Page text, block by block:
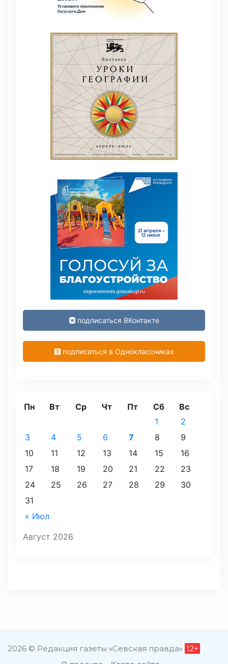
подписаться ВКонтакте
подписаться в Одноклассниках
Август 2026
Пн Вт Ср Чт Пт Сб Вс
« Июл
1
2
3
4 5 6 7 8
9
10
11 12 13 14 15
16
17
18 19 20 21 22
23
24
25 26 27 28 29
30
31
2026 © Редакция газеты «Севская правда» 12+